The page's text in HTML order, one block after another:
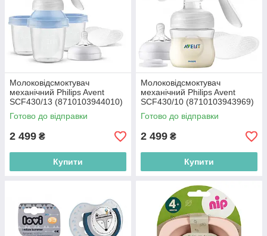
Молоковідсмоктувач
механічний Philips Avent
SCF430/13 (8710103944010)
Готово до відправки
2 499 ₴
Купити
Молоковідсмоктувач
механічний Philips Avent
SCF430/10 (8710103943969)
Готово до відправки
2 499 ₴
Купити